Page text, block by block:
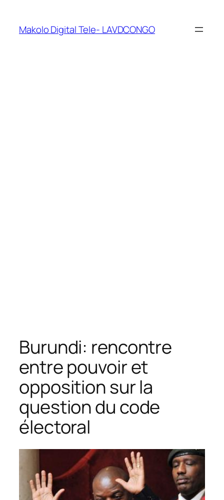
Makolo Digital Tele- LAVDCONGO
Burundi: rencontre
entre pouvoir et
opposition sur la
question du code
électoral